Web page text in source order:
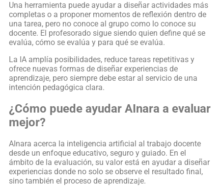
Una herramienta puede ayudar a diseñar actividades más
completas o a proponer momentos de reflexión dentro de
una tarea, pero no conoce al grupo como lo conoce su
docente. El profesorado sigue siendo quien define qué se
evalúa, cómo se evalúa y para qué se evalúa.
La IA amplía posibilidades, reduce tareas repetitivas y
ofrece nuevas formas de diseñar experiencias de
aprendizaje, pero siempre debe estar al servicio de una
intención pedagógica clara.
¿Cómo puede ayudar AInara a evaluar
mejor?
AInara acerca la inteligencia artificial al trabajo docente
desde un enfoque educativo, seguro y guiado. En el
ámbito de la evaluación, su valor está en ayudar a diseñar
experiencias donde no solo se observe el resultado final,
sino también el proceso de aprendizaje.